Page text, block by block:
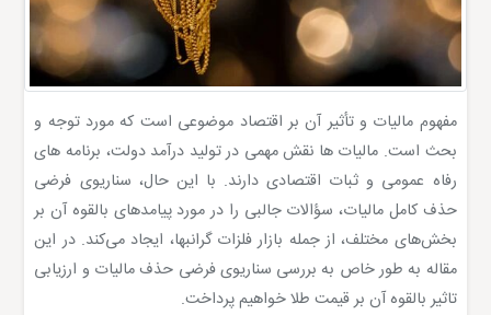
مفهوم مالیات و تأثیر آن بر اقتصاد موضوعی است که مورد توجه و
بحث است. مالیات ها نقش مهمی در تولید درآمد دولت، برنامه های
رفاه عمومی و ثبات اقتصادی دارند. با این حال، سناریوی فرضی
حذف کامل مالیات، سؤالات جالبی را در مورد پیامدهای بالقوه آن بر
بخش‌های مختلف، از جمله بازار فلزات گرانبها، ایجاد می‌کند. در این
مقاله به طور خاص به بررسی سناریوی فرضی حذف مالیات و ارزیابی
تاثیر بالقوه آن بر قیمت طلا خواهیم پرداخت.